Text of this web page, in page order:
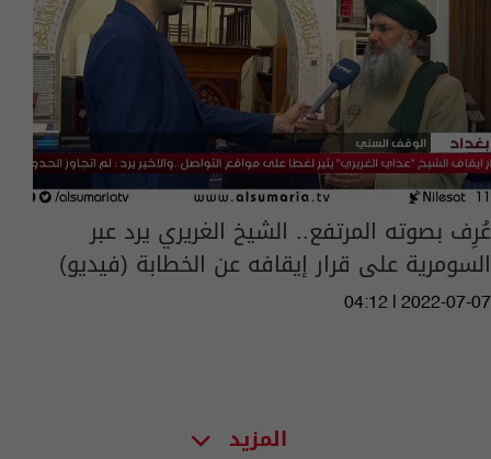
عُرِف بصوته المرتفع.. الشيخ الغريري يرد عبر
السومرية على قرار إيقافه عن الخطابة (فيديو)
04:12 | 2022-07-07
المزيد